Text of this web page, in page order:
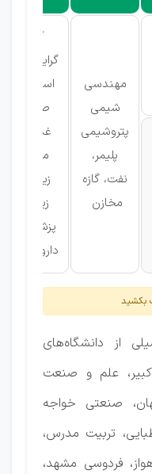
مهندسی
شیمی
پتروشیمی
پلیمر،
نفت، گازه
مخازن
کلیه
گرایشها به
استثنای
صنایع
غذایی،
محیط
زیست،
زیست
پزشکی و
داروسازی
بکشید
از دانشگاه‌های
علم و صنعت
صنعتی خواجه
تربیت مدرس،
فردوسی مشهد،